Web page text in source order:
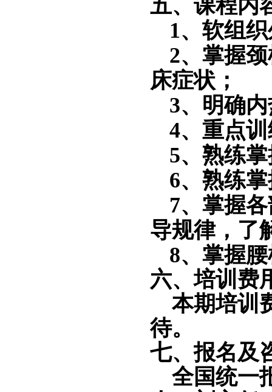
五、课程内
1、软组
2、掌握
床症状；
3、明确
4、重点
5、熟练
6、熟练
7、掌握
导规律，了
8、掌握
六、培训费
本期培训
待。
七、报名及
全国统一